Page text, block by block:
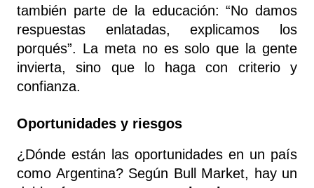
también parte de la educación: “No damos
respuestas enlatadas, explicamos los
porqués”. La meta no es solo que la gente
invierta, sino que lo haga con criterio y
confianza.
Oportunidades y riesgos
¿Dónde están las oportunidades en un país
como Argentina? Según Bull Market, hay un